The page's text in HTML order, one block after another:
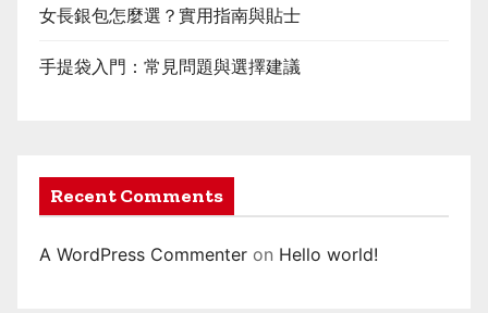
女長銀包怎麼選？實用指南與貼士
手提袋入門：常見問題與選擇建議
Recent Comments
A WordPress Commenter on Hello world!